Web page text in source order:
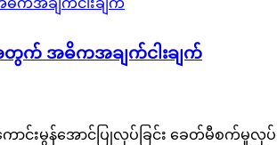
တွက် အဓိကအချက်ငါးချက်
င်းမွန်အောင်ပြုလုပ်ခြင်း ခေတ်မီစက်မှုလု